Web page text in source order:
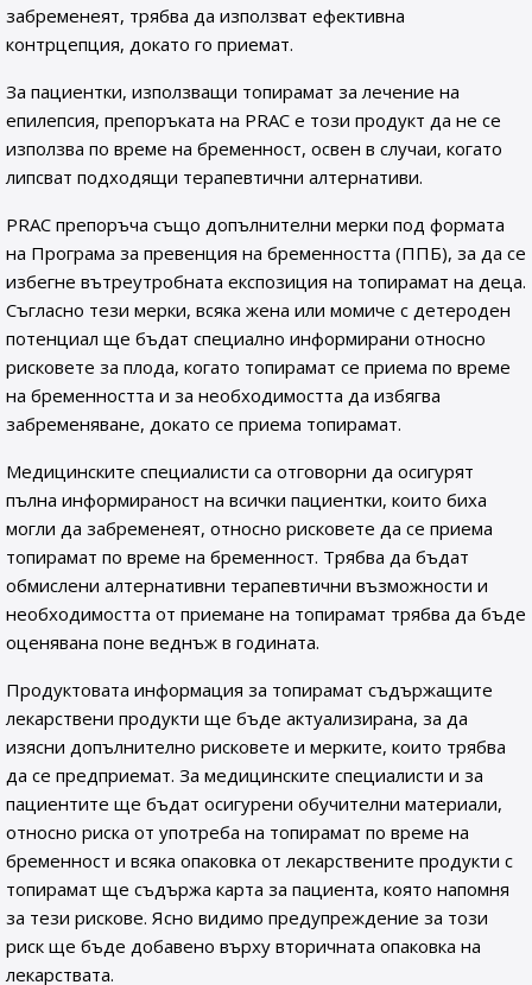
забременеят, трябва да използват ефективна
контрцепция, докато го приемат.
За пациентки, използващи топирамат за лечение на
епилепсия, препоръката на PRAC е този продукт да не се
използва по време на бременност, освен в случаи, когато
липсват подходящи терапевтични алтернативи.
PRAC препоръча също допълнителни мерки под формата
на Програма за превенция на бременността (ППБ), за да се
избегне вътреутробната експозиция на топирамат на деца.
Съгласно тези мерки, всяка жена или момиче с детероден
потенциал ще бъдат специално информирани относно
рисковете за плода, когато топирамат се приема по време
на бременността и за необходимостта да избягва
забременяване, докато се приема топирамат.
Медицинските специалисти са отговорни да осигурят
пълна информираност на всички пациентки, които биха
могли да забременеят, относно рисковете да се приема
топирамат по време на бременност. Трябва да бъдат
обмислени алтернативни терапевтични възможности и
необходимостта от приемане на топирамат трябва да бъде
оценявана поне веднъж в годината.
Продуктовата информация за топирамат съдържащите
лекарствени продукти ще бъде актуализирана, за да
изясни допълнително рисковете и мерките, които трябва
да се предприемат. За медицинските специалисти и за
пациентите ще бъдат осигурени обучителни материали,
относно риска от употреба на топирамат по време на
бременност и всяка опаковка от лекарствените продукти с
топирамат ще съдържа карта за пациента, която напомня
за тези рискове. Ясно видимо предупреждение за този
риск ще бъде добавено върху вторичната опаковка на
лекарствата.